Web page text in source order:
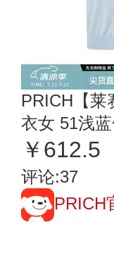
PRICH【莱
衣女 51浅
￥612.5
评论:37
PRICH